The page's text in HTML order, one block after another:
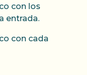
con los
entrada.
con cada